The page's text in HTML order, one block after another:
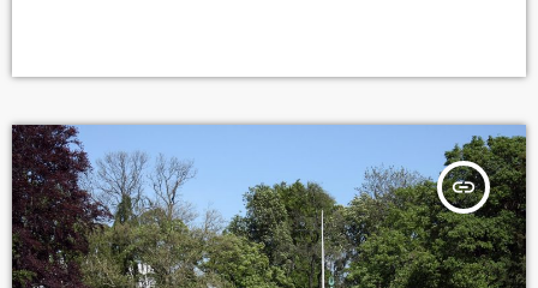
insert_link